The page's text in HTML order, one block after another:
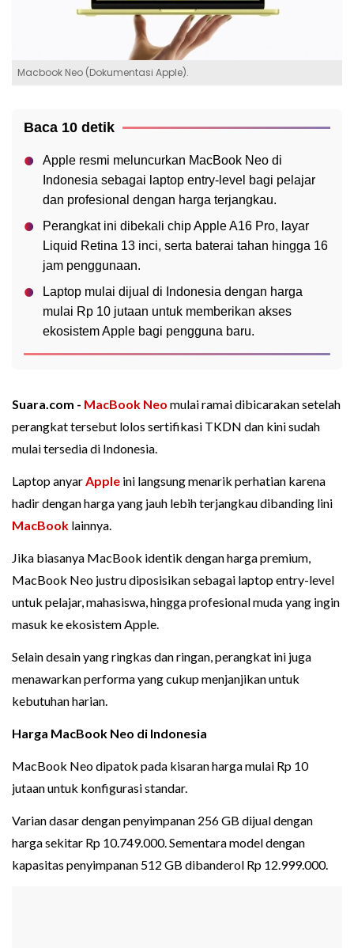
Macbook Neo (Dokumentasi Apple).
Baca 10 detik
Apple resmi meluncurkan MacBook Neo di
Indonesia sebagai laptop entry-level bagi pelajar
dan profesional dengan harga terjangkau.
Perangkat ini dibekali chip Apple A16 Pro, layar
Liquid Retina 13 inci, serta baterai tahan hingga 16
jam penggunaan.
Laptop mulai dijual di Indonesia dengan harga
mulai Rp 10 jutaan untuk memberikan akses
ekosistem Apple bagi pengguna baru.
Suara.com - MacBook Neo mulai ramai dibicarakan setelah
perangkat tersebut lolos sertifikasi TKDN dan kini sudah
mulai tersedia di Indonesia.
Laptop anyarApple ini langsung menarik perhatian karena
hadir dengan harga yang jauh lebih terjangkau dibanding lini
MacBook lainnya.
Jika biasanya MacBook identik dengan harga premium,
MacBook Neo justru diposisikan sebagai laptop entry-level
untuk pelajar, mahasiswa, hingga profesional muda yang ingin
masuk ke ekosistem Apple.
Selain desain yang ringkas dan ringan, perangkat ini juga
menawarkan performa yang cukup menjanjikan untuk
kebutuhan harian.
Harga MacBook Neo di Indonesia
MacBook Neo dipatok pada kisaran harga mulai Rp 10
jutaan untuk konfigurasi standar.
Varian dasar dengan penyimpanan 256 GB dijual dengan
harga sekitar Rp 10.749.000. Sementara model dengan
kapasitas penyimpanan 512 GB dibanderol Rp 12.999.000.